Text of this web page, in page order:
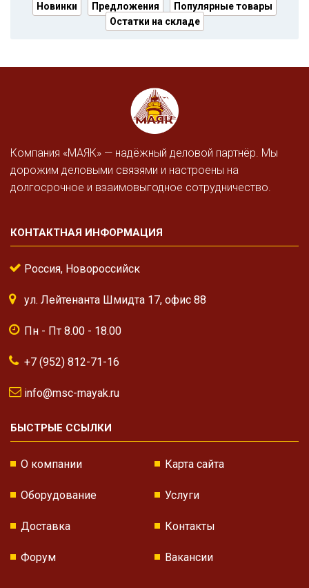
Новинки Предложения
Популярные товары
Остатки на складе
Компания «МАЯК» — надёжный деловой партнёр. Мы
дорожим деловыми связями и настроены на
долгосрочное и взаимовыгодное сотрудничество.
КОНТАКТНАЯ ИНФОРМАЦИЯ
Россия, Новороссийск
ул. Лейтенанта Шмидта 17, офис 88
Пн - Пт 8.00 - 18.00
+7 (952) 812-71-16
info@msc-mayak.ru
БЫСТРЫЕ ССЫЛКИ
О компании Карта сайта
Оборудование Услуги
Доставка Контакты
Форум Вакансии